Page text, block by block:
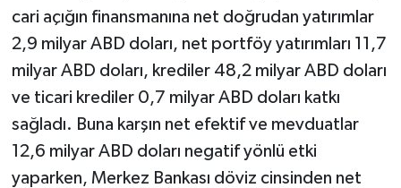
cari açığın finansmanına net doğrudan yatırımlar
2,9 milyar ABD doları, net portföy yatırımları 11,7
milyar ABD doları, krediler 48,2 milyar ABD doları
ve ticari krediler 0,7 milyar ABD doları katkı
sağladı. Buna karşın net efektif ve mevduatlar
12,6 milyar ABD doları negatif yönlü etki
yaparken, Merkez Bankası döviz cinsinden net